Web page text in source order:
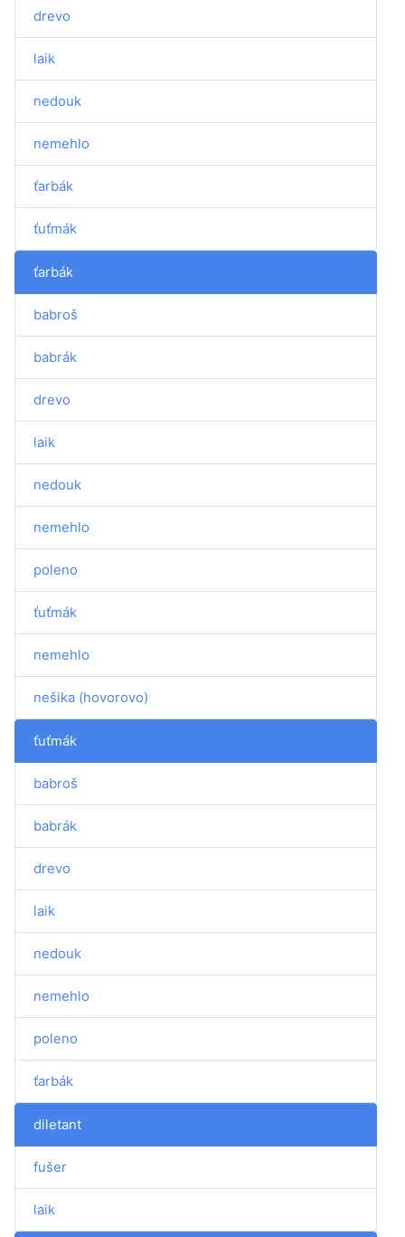
drevo
laik
nedouk
nemehlo
ťarbák
ťuťmák
ťarbák
babroš
babrák
drevo
laik
nedouk
nemehlo
poleno
ťuťmák
nemehlo
nešika (hovorovo)
ťuťmák
babroš
babrák
drevo
laik
nedouk
nemehlo
poleno
ťarbák
diletant
fušer
laik